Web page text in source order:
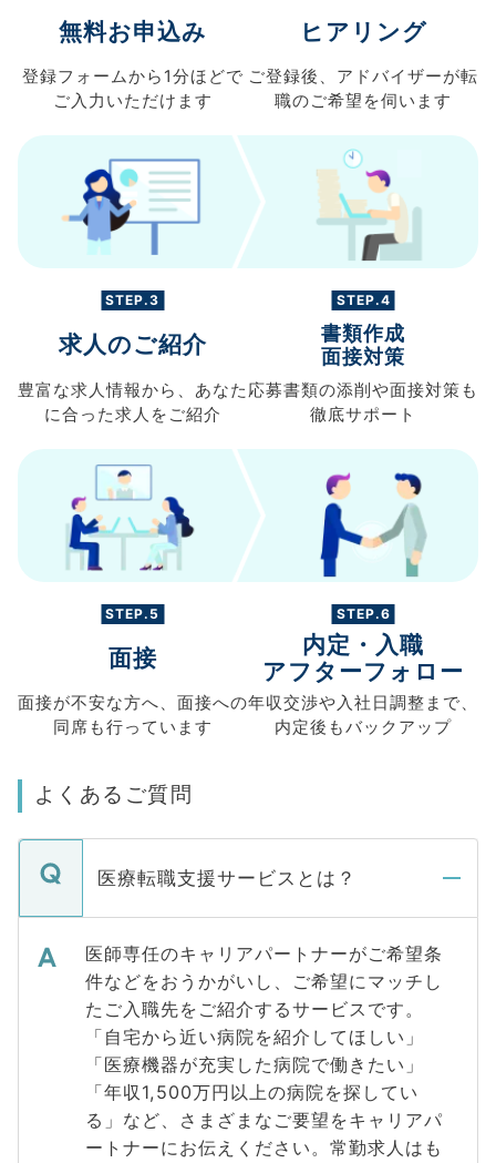
無料お申込み
登録フォームから 1分ほどで
ご入力 いただけます
ヒアリング
ご登録後、 アドバイザーが転
職のご希望を伺います
STEP.3
求人のご紹介
豊富な求人情報から、 あなた
に合った求人を ご紹介
STEP.4
書類作成
面接対策
応募書類の添削や面接対策も
徹底サポート
STEP.5
面接
面接が不安な方へ、 面接への
同席も行っています
STEP.6
内定・入職
アフターフォロー
年収交渉や入社日調整まで、
内定後もバックアップ
よくあるご質問
医療転職支援サービスとは？
医師専任のキャリアパートナーがご希望条
件などをおうかがいし、ご希望にマッチし
たご入職先をご紹介するサービスです。
「自宅から近い病院を紹介してほしい」
「医療機器が充実した病院で働きたい」
「年収1,500万円以上の病院を探してい
る」など、さまざまなご要望をキャリアパ
ートナーにお伝えください。常勤求人はも